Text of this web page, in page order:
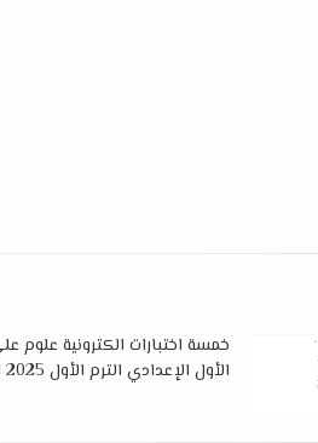
خمسة اختبارات الكترونية علوم
الأول الإعدادي الترم الأول 2025 لمستر محمد عطية بدوي